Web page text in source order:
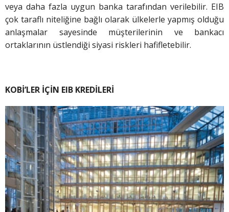
veya daha fazla uygun banka tarafından verilebilir. EIB
çok taraflı niteliğine bağlı olarak ülkelerle yapmış olduğu
anlaşmalar sayesinde müşterilerinin ve bankacı
ortaklarının üstlendiği siyasi riskleri hafifletebilir.
KOBİ’LER İÇİN EIB KREDİLERİ